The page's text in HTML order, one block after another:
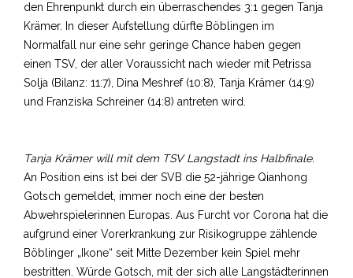
den Ehrenpunkt durch ein überraschendes 3:1 gegen Tanja
Krämer. In dieser Aufstellung dürfte Böblingen im
Normalfall nur eine sehr geringe Chance haben gegen
einen TSV, der aller Voraussicht nach wieder mit Petrissa
Solja (Bilanz: 11:7), Dina Meshref (10:8), Tanja Krämer (14:9)
und Franziska Schreiner (14:8) antreten wird.
Tanja Krämer will mit dem TSV Langstadt ins Halbfinale.
An Position eins ist bei der SVB die 52-jährige Qianhong
Gotsch gemeldet, immer noch eine der besten
Abwehrspielerinnen Europas. Aus Furcht vor Corona hat die
aufgrund einer Vorerkrankung zur Risikogruppe zählende
Böblinger „Ikone“ seit Mitte Dezember kein Spiel mehr
bestritten. Würde Gotsch, mit der sich alle Langstädterinnen